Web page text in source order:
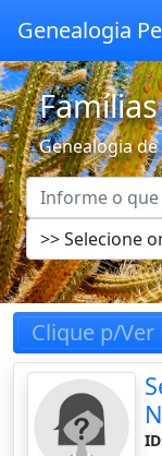
Genealogia
Genealogia
Clique p/Ver